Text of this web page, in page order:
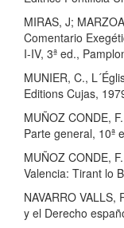
MIRAS, J;
Comentario
I-IV, 3ª ed.,
MUNIER, C.,
Editions Cujas,
MUÑOZ CONDE,
Parte general, 10ª
MUÑOZ CONDE,
Valencia: Tirant lo
NAVARRO
y el Derecho